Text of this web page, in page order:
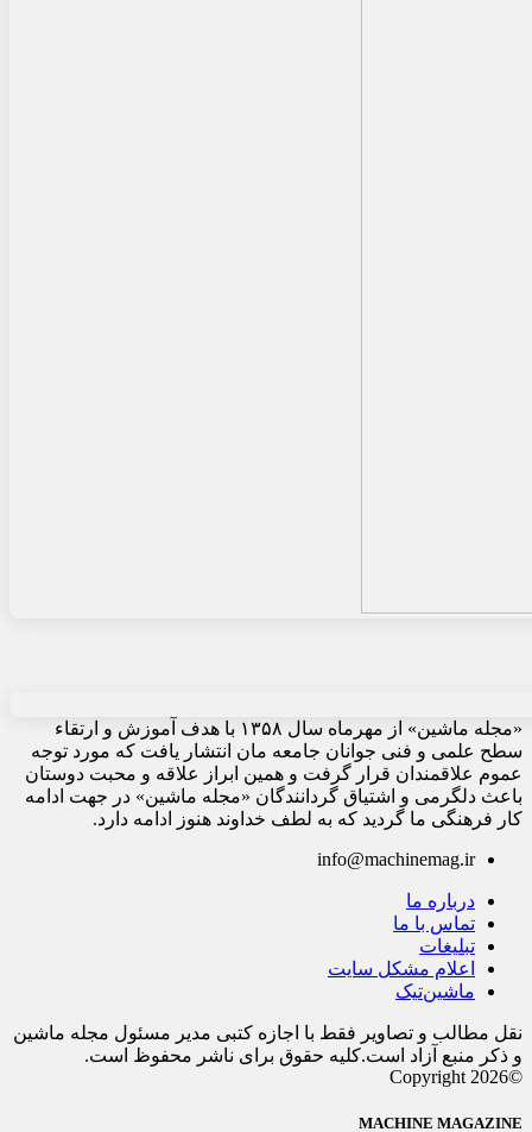
«مجله ماشین» از مهرماه سال ۱۳۵۸ با هدف آموزش و ارتقاء
سطح علمی و فنی جوانان جامعه مان انتشار یافت که مورد توجه
عموم علاقمندان قرار گرفت و همین ابراز علاقه و محبت دوستان
باعث دلگرمی و اشتیاق گردانندگان «مجله ماشین» در جهت ادامه
کار فرهنگی ما گردید که به لطف خداوند هنوز ادامه دارد.
info@machinemag.ir
درباره ما
تماس با ما
تبلیغات
اعلام مشکل سایت
ماشین‌تیک
نقل مطالب و تصاویر فقط با اجازه کتبی مدیر مسئول مجله ماشین
و ذکر منبع آزاد است.کلیه حقوق برای ناشر محفوظ است.
©Copyright 2026
MACHINE MAGAZINE